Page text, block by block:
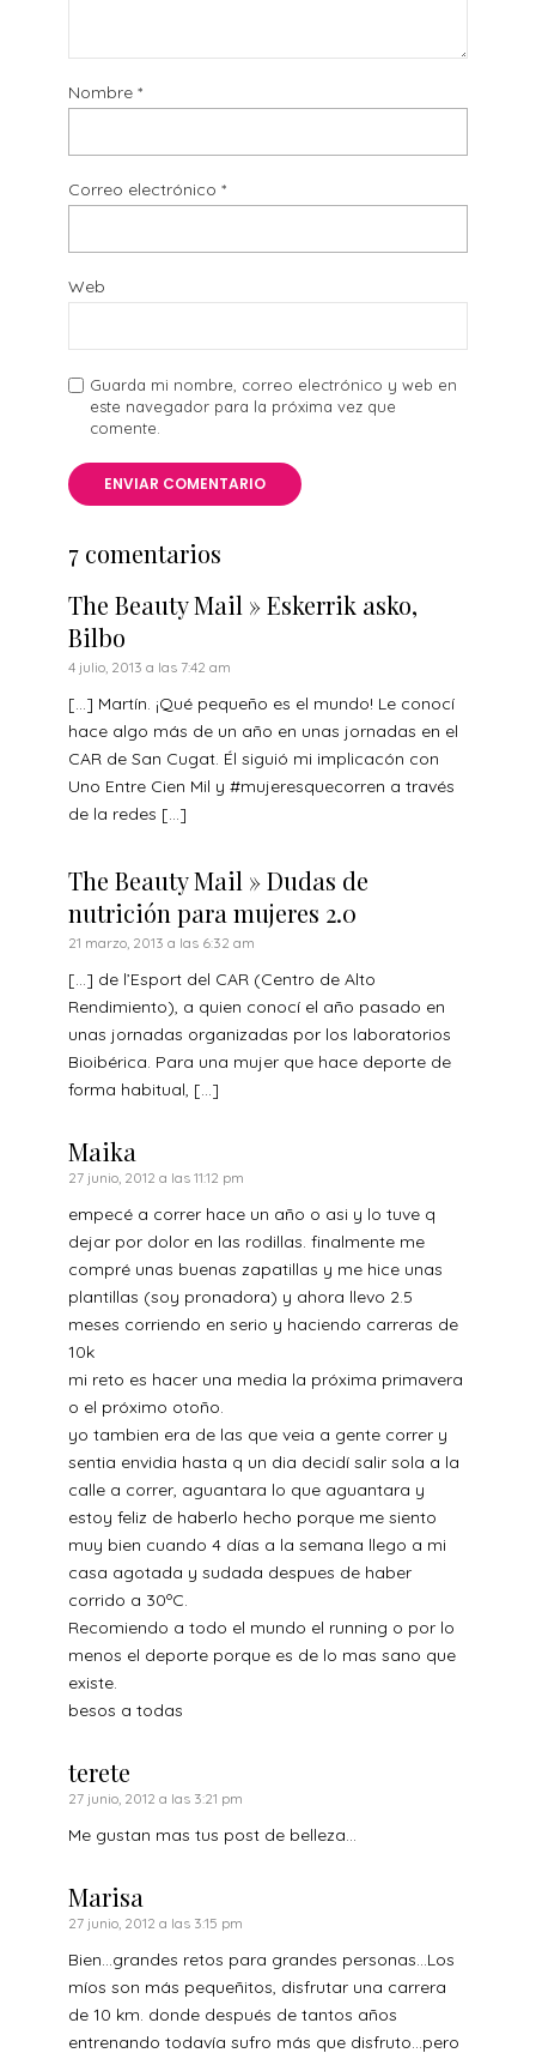
Nombre *
Correo electrónico *
Web
Guarda mi nombre, correo electrónico y web en
este navegador para la próxima vez que
comente.
7 comentarios
The Beauty Mail » Eskerrik asko,
Bilbo
4 julio, 2013 a las 7:42 am
[…] Martín. ¡Qué pequeño es el mundo! Le conocí
hace algo más de un año en unas jornadas en el
CAR de San Cugat. Él siguió mi implicacón con
Uno Entre Cien Mil y #mujeresquecorren a través
de la redes […]
The Beauty Mail » Dudas de
nutrición para mujeres 2.0
21 marzo, 2013 a las 6:32 am
[…] de l’Esport del CAR (Centro de Alto
Rendimiento), a quien conocí el año pasado en
unas jornadas organizadas por los laboratorios
Bioibérica. Para una mujer que hace deporte de
forma habitual, […]
Maika
27 junio, 2012 a las 11:12 pm
empecé a correr hace un año o asi y lo tuve q
dejar por dolor en las rodillas. finalmente me
compré unas buenas zapatillas y me hice unas
plantillas (soy pronadora) y ahora llevo 2.5
meses corriendo en serio y haciendo carreras de
10k
mi reto es hacer una media la próxima primavera
o el próximo otoño.
yo tambien era de las que veia a gente correr y
sentia envidia hasta q un dia decidí salir sola a la
calle a correr, aguantara lo que aguantara y
estoy feliz de haberlo hecho porque me siento
muy bien cuando 4 días a la semana llego a mi
casa agotada y sudada despues de haber
corrido a 30ºC.
Recomiendo a todo el mundo el running o por lo
menos el deporte porque es de lo mas sano que
existe.
besos a todas
terete
27 junio, 2012 a las 3:21 pm
Me gustan mas tus post de belleza…
Marisa
27 junio, 2012 a las 3:15 pm
Bien…grandes retos para grandes personas…Los
míos son más pequeñitos, disfrutar una carrera
de 10 km. donde después de tantos años
entrenando todavía sufro más que disfruto…pero